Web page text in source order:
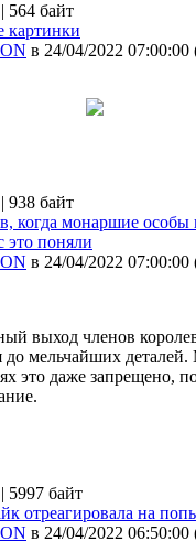
| 564 байт
картинки
в 24/04/2022 07:00:00
| 938 байт
когда монаршие
это поняли
в 24/04/2022 07:00:00
выход членов
до мельчайших
это даже запрещено,
| 5997 байт
отреагировала на
в 24/04/2022 06:50:00